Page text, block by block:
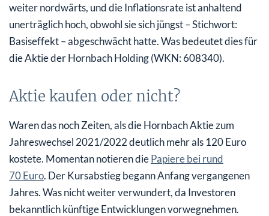
weiter nordwärts, und die Inflationsrate ist anhaltend
unerträglich hoch, obwohl sie sich jüngst – Stichwort:
Basiseffekt – abgeschwächt hatte. Was bedeutet dies für
die Aktie der Hornbach Holding (WKN: 608340).
Aktie kaufen oder nicht?
Waren das noch Zeiten, als die Hornbach Aktie zum
Jahreswechsel 2021/2022 deutlich mehr als 120 Euro
kostete. Momentan notieren diePapiere bei rund
70 Euro. Der Kursabstieg begann Anfang vergangenen
Jahres. Was nicht weiter verwundert, da Investoren
bekanntlich künftige Entwicklungen vorwegnehmen.